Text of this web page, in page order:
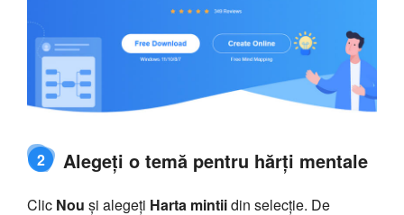
2 Alegeți o temă pentru hărți mentale
Clic Nou și alegeți Harta mintiidin selecție. De